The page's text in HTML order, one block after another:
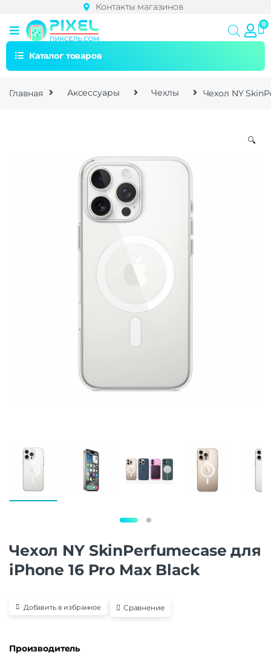
Контакты магазинов
Каталог товаров
Главная Аксессуары Чехлы Чехол NY
🔍
Чехол NY SkinPerfumecase для
iPhone 16 Pro Max Black
Добавить в избранное Сравнение
Производитель